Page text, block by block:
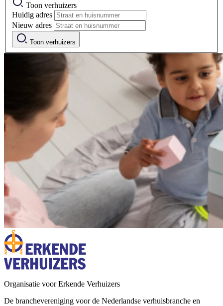
Toon verhuizers
Huidig adres
Nieuw adres
Toon verhuizers
Organisatie voor Erkende Verhuizers
De branchevereniging voor de Nederlandse verhuisbranche en